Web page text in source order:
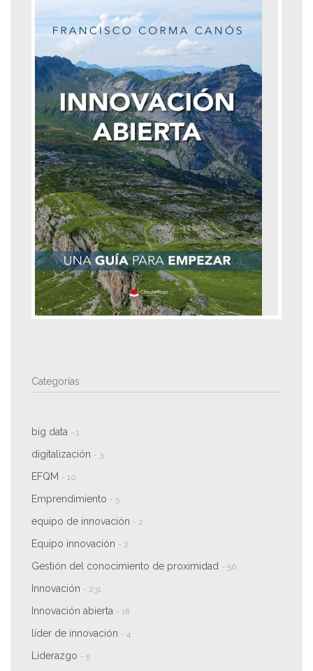
Categorías
big data - 1
digitalización - 3
EFQM - 10
Emprendimiento - 5
equipo de innovación - 2
Equipo innovación - 2
Gestión del conocimiento de proximidad - 56
Innovación - 231
Innovación abierta - 18
líder de innovación - 4
Liderazgo - 5